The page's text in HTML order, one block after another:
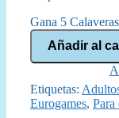
Gana 5
Ahora
Nunca
Añadir al
Etiquetas:
Eurogames, Para